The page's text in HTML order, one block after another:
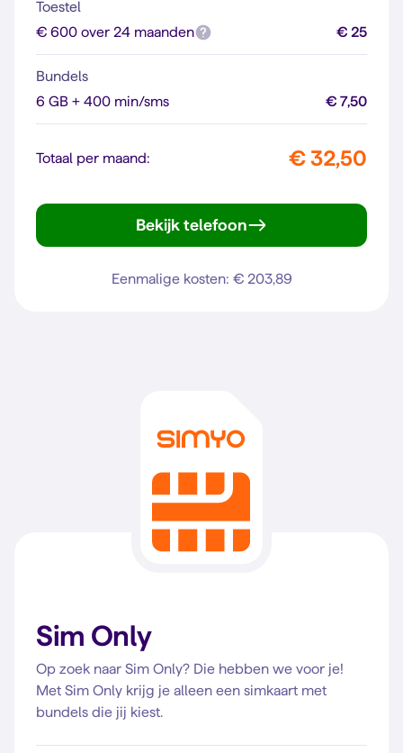
Toestel
€ 600 over 24 maanden
€ 25
Bundels
6 GB + 400 min/sms
€ 7,50
Totaal per maand: € 32,50
Bekijk telefoon
Eenmalige kosten: € 203,89
Sim Only
Op zoek naar Sim Only? Die hebben we voor je!
Met Sim Only krijg je alleen een simkaart met
bundels die jij kiest.